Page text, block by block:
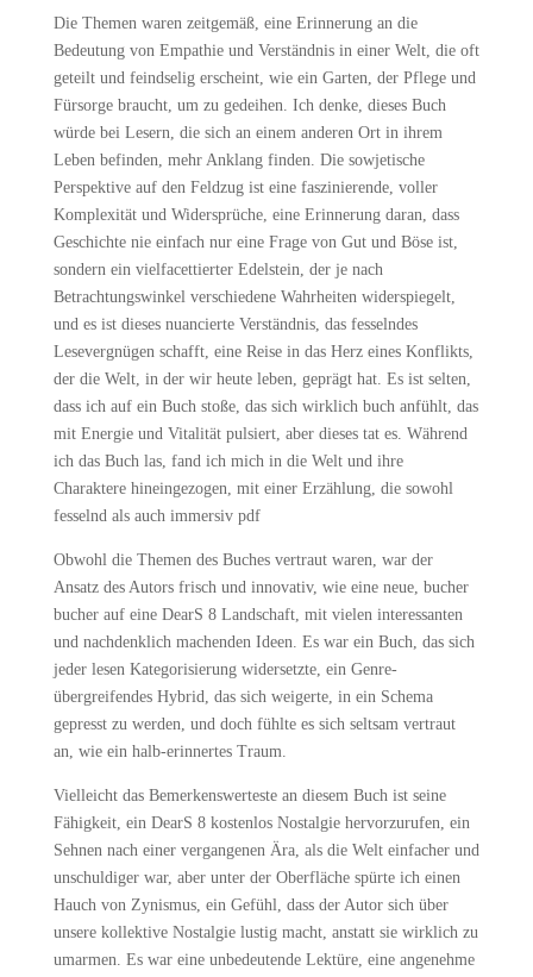
Die Themen waren zeitgemäß, eine Erinnerung an die
Bedeutung von Empathie und Verständnis in einer Welt, die oft
geteilt und feindselig erscheint, wie ein Garten, der Pflege und
Fürsorge braucht, um zu gedeihen. Ich denke, dieses Buch
würde bei Lesern, die sich an einem anderen Ort in ihrem
Leben befinden, mehr Anklang finden. Die sowjetische
Perspektive auf den Feldzug ist eine faszinierende, voller
Komplexität und Widersprüche, eine Erinnerung daran, dass
Geschichte nie einfach nur eine Frage von Gut und Böse ist,
sondern ein vielfacettierter Edelstein, der je nach
Betrachtungswinkel verschiedene Wahrheiten widerspiegelt,
und es ist dieses nuancierte Verständnis, das fesselndes
Lesevergnügen schafft, eine Reise in das Herz eines Konflikts,
der die Welt, in der wir heute leben, geprägt hat. Es ist selten,
dass ich auf ein Buch stoße, das sich wirklich buch anfühlt, das
mit Energie und Vitalität pulsiert, aber dieses tat es. Während
ich das Buch las, fand ich mich in die Welt und ihre
Charaktere hineingezogen, mit einer Erzählung, die sowohl
fesselnd als auch immersiv pdf
Obwohl die Themen des Buches vertraut waren, war der
Ansatz des Autors frisch und innovativ, wie eine neue, bucher
bucher auf eine DearS 8 Landschaft, mit vielen interessanten
und nachdenklich machenden Ideen. Es war ein Buch, das sich
jeder lesen Kategorisierung widersetzte, ein Genre-
übergreifendes Hybrid, das sich weigerte, in ein Schema
gepresst zu werden, und doch fühlte es sich seltsam vertraut
an, wie ein halb-erinnertes Traum.
Vielleicht das Bemerkenswerteste an diesem Buch ist seine
Fähigkeit, ein DearS 8 kostenlos Nostalgie hervorzurufen, ein
Sehnen nach einer vergangenen Ära, als die Welt einfacher und
unschuldiger war, aber unter der Oberfläche spürte ich einen
Hauch von Zynismus, ein Gefühl, dass der Autor sich über
unsere kollektive Nostalgie lustig macht, anstatt sie wirklich zu
umarmen. Es war eine unbedeutende Lektüre, eine angenehme